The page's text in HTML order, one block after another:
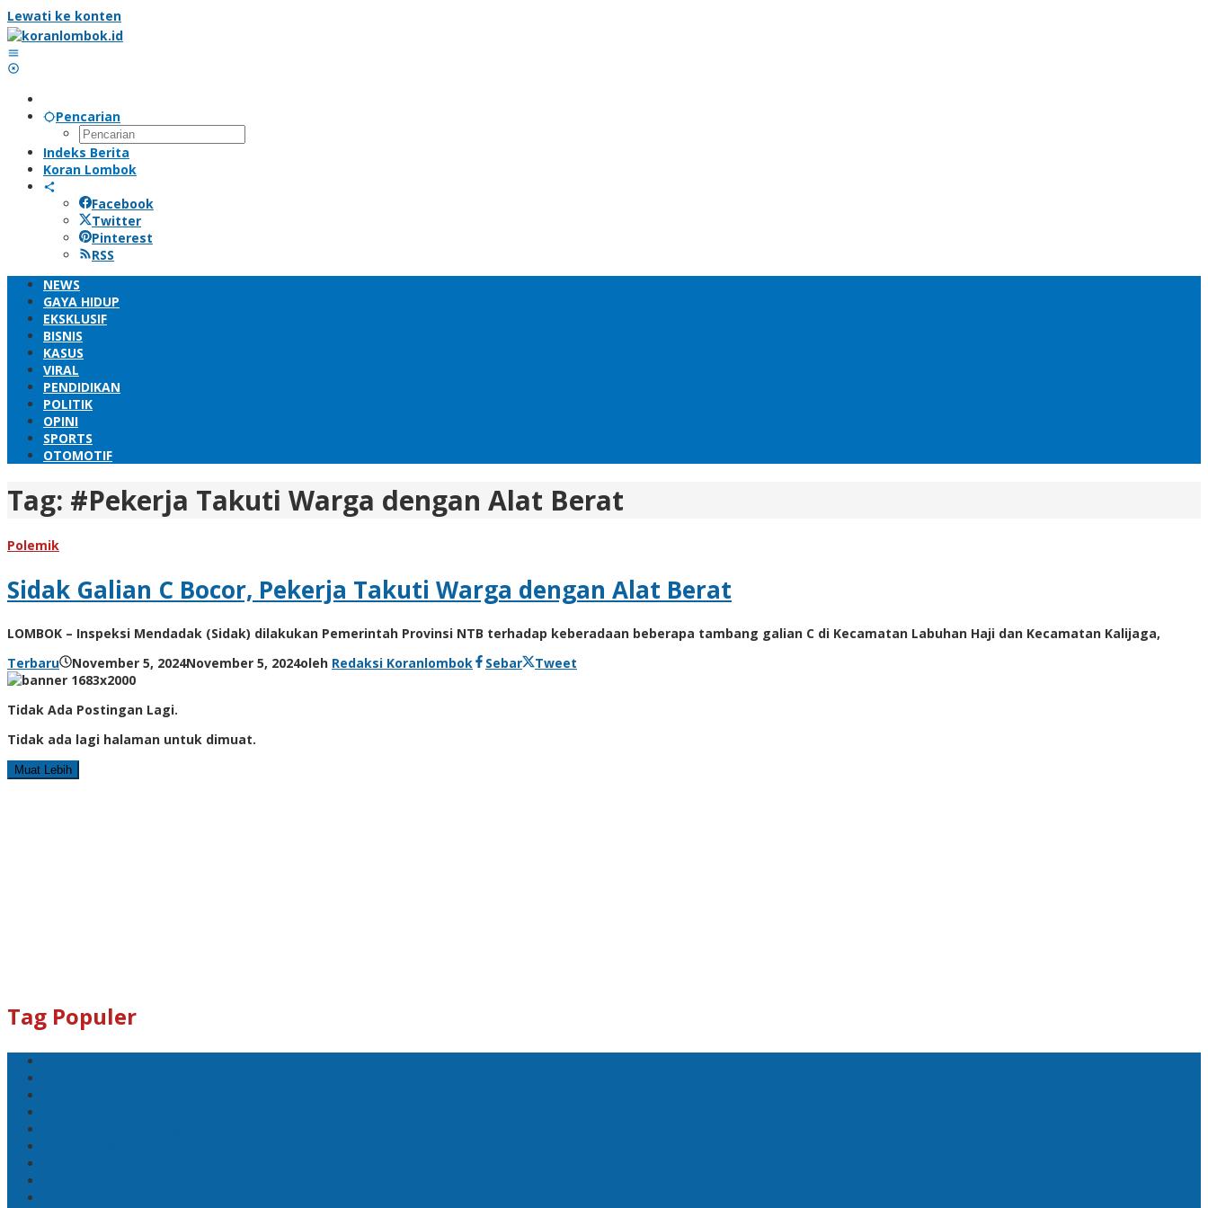
Lewati ke konten
Pencarian
Indeks Berita
Koran Lombok
Facebook
Twitter
Pinterest
RSS
NEWS
GAYA HIDUP
EKSKLUSIF
BISNIS
KASUS
VIRAL
PENDIDIKAN
POLITIK
OPINI
SPORTS
OTOMOTIF
Tag: #Pekerja Takuti Warga dengan Alat Berat
Polemik
Sidak Galian C Bocor, Pekerja Takuti Warga dengan Alat Berat
LOMBOK – Inspeksi Mendadak (Sidak) dilakukan Pemerintah Provinsi NTB terhadap keberadaan beberapa tambang galian C di Kecamatan Labuhan Haji dan Kecamatan Kalijaga,
Terbaru
November 5, 2024November 5, 2024oleh Redaksi Koranlombok Sebar Tweet
Tidak Ada Postingan Lagi.
Tidak ada lagi halaman untuk dimuat.
Muat Lebih
Tag Populer